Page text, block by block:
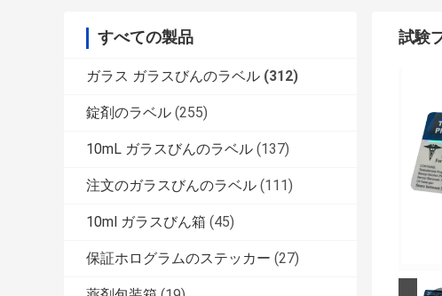
すべての製品
ガラス ガラスびんのラベル (312)
錠剤のラベル (255)
10mL ガラスびんのラベル (137)
注文のガラスびんのラベル (111)
10ml ガラスびん箱 (45)
保証ホログラムのステッカー (27)
試験